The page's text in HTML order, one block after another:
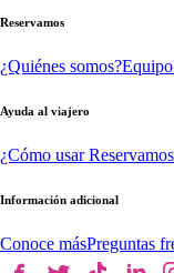
Reservamos
¿Quiénes somos?Equipo
Ayuda al viajero
¿Cómo usar
Información adicional
Conoce másPreguntas